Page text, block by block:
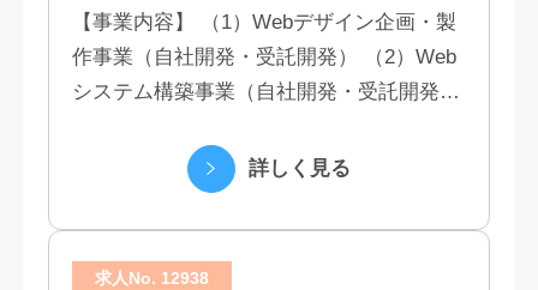
【事業内容】 （1）Webデザイン企画・製
作事業（自社開発・受託開発） （2）Web
システム構築事業（自社開発・受託開発）
（5）営業代行業務 （6...詳しく見る
求人No. 12938